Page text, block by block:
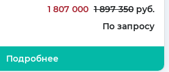
1 807 000 1 897 350руб.
По запросу
Подробнее